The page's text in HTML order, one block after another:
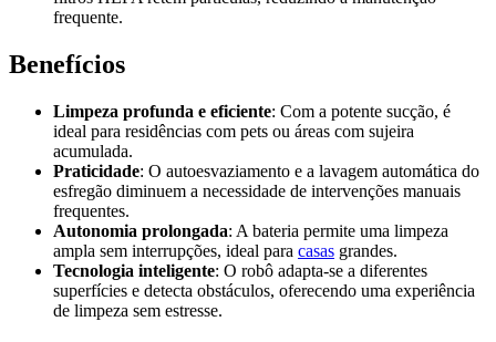
frequente.
Benefícios
Limpeza profunda e eficiente: Com a potente sucção, é
ideal para residências com pets ou áreas com sujeira
acumulada.
Praticidade: O autoesvaziamento e a lavagem automática do
esfregão diminuem a necessidade de intervenções manuais
frequentes.
Autonomia prolongada: A bateria permite uma limpeza
ampla sem interrupções, ideal para casas grandes.
Tecnologia inteligente: O robô adapta-se a diferentes
superfícies e detecta obstáculos, oferecendo uma experiência
de limpeza sem estresse.